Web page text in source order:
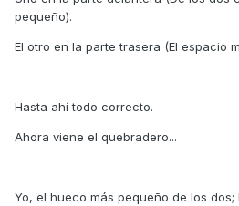
pequeño).
El otro en la parte trasera (El espacio
Hasta ahí todo correcto.
Ahora viene el quebradero...
Yo, el hueco más pequeño de los